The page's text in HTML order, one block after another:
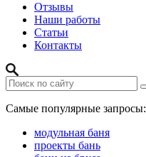
Отзывы
Наши работы
Статьи
Контакты
Самые популярные запросы:
модульная баня
проекты бань